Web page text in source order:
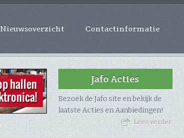
Nieuwsoverzicht Contactinformatie
Jafo Acties
Bezoek de Jafo site en bekijk de
laatste Acties en Aanbiedingen!
Lees verder